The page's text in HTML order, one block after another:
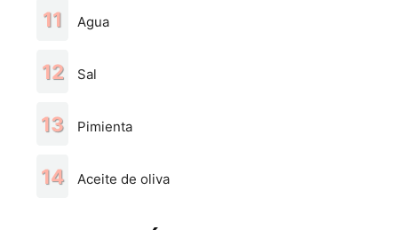
Agua
Sal
Pimienta
Aceite de oliva